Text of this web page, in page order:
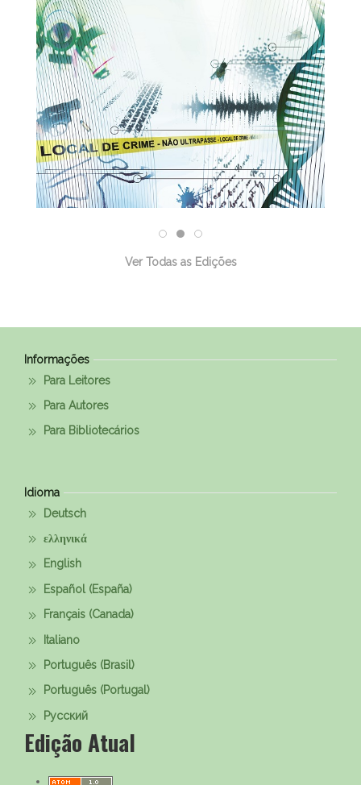
Ver Todas as Edições
Informações
Para Leitores
Para Autores
Para Bibliotecários
Idioma
Deutsch
ελληνικά
English
Español (España)
Français (Canada)
Italiano
Português (Brasil)
Português (Portugal)
Русский
Edição Atual